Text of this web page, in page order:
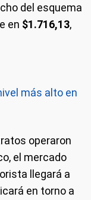
del esquema
en $1.716,13,
más alto en
operaron
el mercado
llegará a
en torno a